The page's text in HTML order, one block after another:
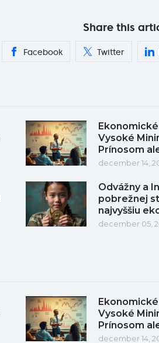
Share this
Facebook Twitter
Vysoké
Prínosom
december 14,
Odvážny a
pobrežnej
najvyššiu
december 05,
Vysoké
Prínosom
december 14,